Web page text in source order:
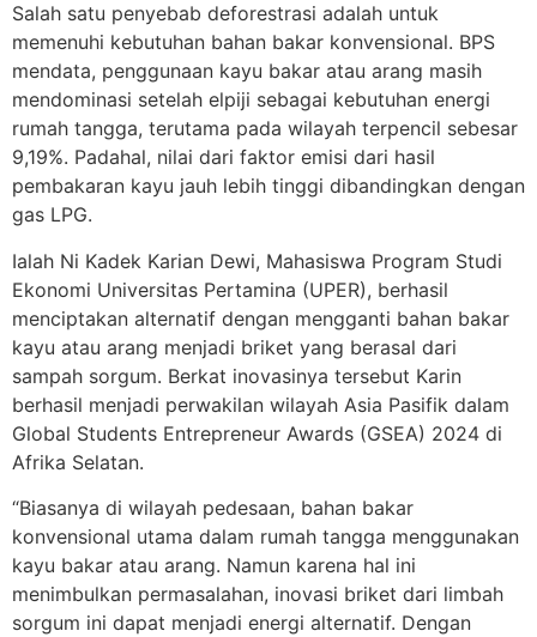
Salah satu penyebab deforestrasi adalah untuk
memenuhi kebutuhan bahan bakar konvensional. BPS
mendata, penggunaan kayu bakar atau arang masih
mendominasi setelah elpiji sebagai kebutuhan energi
rumah tangga, terutama pada wilayah terpencil sebesar
9,19%. Padahal, nilai dari faktor emisi dari hasil
pembakaran kayu jauh lebih tinggi dibandingkan dengan
gas LPG.
Ialah Ni Kadek Karian Dewi, Mahasiswa Program Studi
Ekonomi Universitas Pertamina (UPER), berhasil
menciptakan alternatif dengan mengganti bahan bakar
kayu atau arang menjadi briket yang berasal dari
sampah sorgum. Berkat inovasinya tersebut Karin
berhasil menjadi perwakilan wilayah Asia Pasifik dalam
Global Students Entrepreneur Awards (GSEA) 2024 di
Afrika Selatan.
“Biasanya di wilayah pedesaan, bahan bakar
konvensional utama dalam rumah tangga menggunakan
kayu bakar atau arang. Namun karena hal ini
menimbulkan permasalahan, inovasi briket dari limbah
sorgum ini dapat menjadi energi alternatif. Dengan